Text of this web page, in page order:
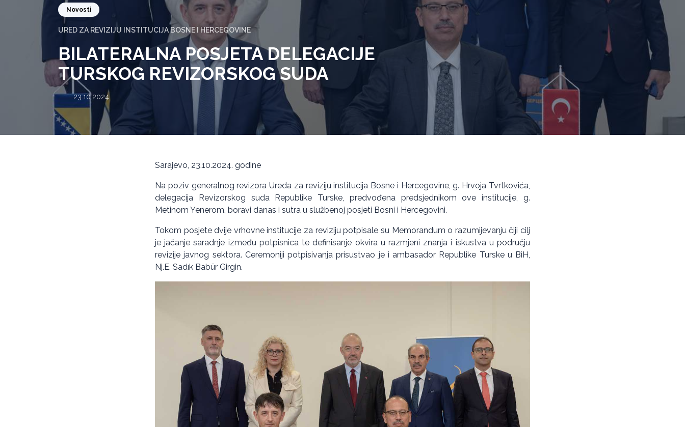
Novosti
URED ZA REVIZIJU INSTITUCIJA BOSNE I HERCEGOVINE
BILATERALNA POSJETA DELEGACIJE
TURSKOG REVIZORSKOG SUDA
23.10.2024.
Sarajevo, 23.10.2024. godine
Na poziv generalnog revizora Ureda za reviziju institucija Bosne i Hercegovine, g. Hrvoja Tvrtkovića,
delegacija Revizorskog suda Republike Turske, predvođena predsjednikom ove institucije, g.
Metinom Yenerom, boravi danas i sutra u službenoj posjeti Bosni i Hercegovini.
Tokom posjete dvije vrhovne institucije za reviziju potpisale su Memorandum o razumijevanju čiji cilj
je jačanje saradnje između potpisnica te definisanje okvira u razmjeni znanja i iskustva u području
revizije javnog sektora. Ceremoniji potpisivanja prisustvao je i ambasador Republike Turske u BiH,
Nj.E. Sadık Babür Girgin.